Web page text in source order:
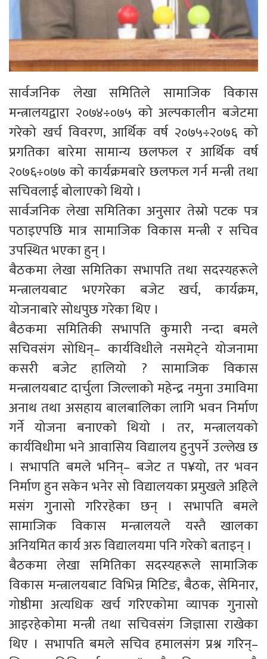
सार्वजनिक लेखा समितिले सामाजिक विकास
मन्त्रालयद्वारा २०७४÷०७५ को अल्पकालीन बजेटमा
गरेको खर्च विवरण, आर्थिक वर्ष २०७५÷२०७६ को
प्रगतिका बारेमा सामान्य छलफल र आर्थिक वर्ष
२०७६÷०७७ को कार्यक्रमबारे छलफल गर्न मन्त्री तथा
सचिवलाई बोलाएको थियो ।
सार्वजनिक लेखा समितिका अनुसार तेस्रो पटक पत्र
पठाइएपछि मात्र सामाजिक विकास मन्त्री र सचिव
उपस्थित भएका हुन् ।
बैठकमा लेखा समितिका सभापति तथा सदस्यहरूले
मन्त्रालयबाट भएगरेका बजेट खर्च, कार्यक्रम,
योजनाबारे सोधपुछ गरेका थिए ।
बैठकमा समितिकी सभापति कुमारी नन्दा बमले
सचिवसंग सोधिन्– कार्यविधीले नसमेट्ने योजनामा
कसरी बजेट हालियो ? सामाजिक विकास
मन्त्रालयबाट दार्चुला जिल्लाको महेन्द्र नमुना उमाविमा
अनाथ तथा असहाय बालबालिका लागि भवन निर्माण
गर्ने योजना बनाएको थियो । तर, मन्त्रालयको
कार्यविधीमा भने आवासिय विद्यालय हुनुपर्ने उल्लेख छ
। सभापति बमले भनिन्– बजेट त प¥यो, तर भवन
निर्माण हुन सकेन भनेर सो विद्यालयका प्रमुखले अहिले
मसंग गुनासो गरिरहेका छन् । सभापति बमले
सामाजिक विकास मन्त्रालयले यस्तै खालका
अनियमित कार्य अरु विद्यालयमा पनि गरेको बताइन् ।
बैठकमा लेखा समितिका सदस्यहरूले सामाजिक
विकास मन्त्रालयबाट विभिन्न मिटिङ, बैठक, सेमिनार,
गोष्ठीमा अत्यधिक खर्च गरिएकोमा व्यापक गुनासो
आइरहेकोमा मन्त्री तथा सचिवसंग जिज्ञासा राखेका
थिए । सभापति बमले सचिव हमालसंग प्रश्न गरिन्–